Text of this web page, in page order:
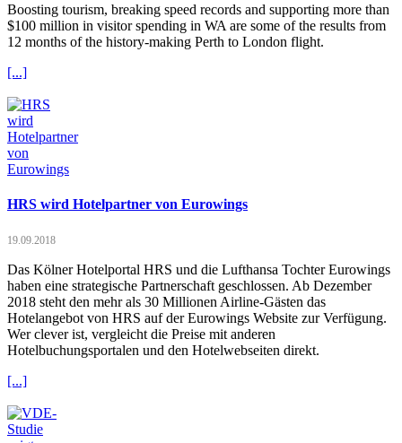
Boosting tourism, breaking speed records and supporting more than
$100 million in visitor spending in WA are some of the results from
12 months of the history-making Perth to London flight.
[...]
HRS wird Hotelpartner von Eurowings
19.09.2018
Das Kölner Hotelportal HRS und die Lufthansa Tochter Eurowings
haben eine strategische Partnerschaft geschlossen. Ab Dezember
2018 steht den mehr als 30 Millionen Airline-Gästen das
Hotelangebot von HRS auf der Eurowings Website zur Verfügung.
Wer clever ist, vergleicht die Preise mit anderen
Hotelbuchungsportalen und den Hotelwebseiten direkt.
[...]